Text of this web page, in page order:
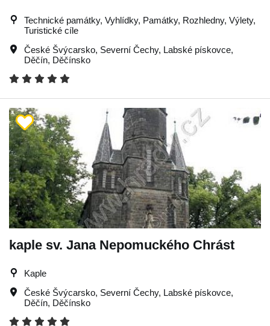
Technické památky, Vyhlídky, Památky, Rozhledny, Výlety,
Turistické cíle
České Švýcarsko, Severní Čechy, Labské pískovce,
Děčín, Děčínsko
kaple sv. Jana Nepomuckého Chrást
Kaple
České Švýcarsko, Severní Čechy, Labské pískovce,
Děčín, Děčínsko